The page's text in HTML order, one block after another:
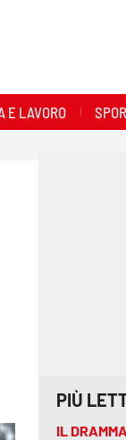
E LAVORO
PIÙ
IL DRAMMA